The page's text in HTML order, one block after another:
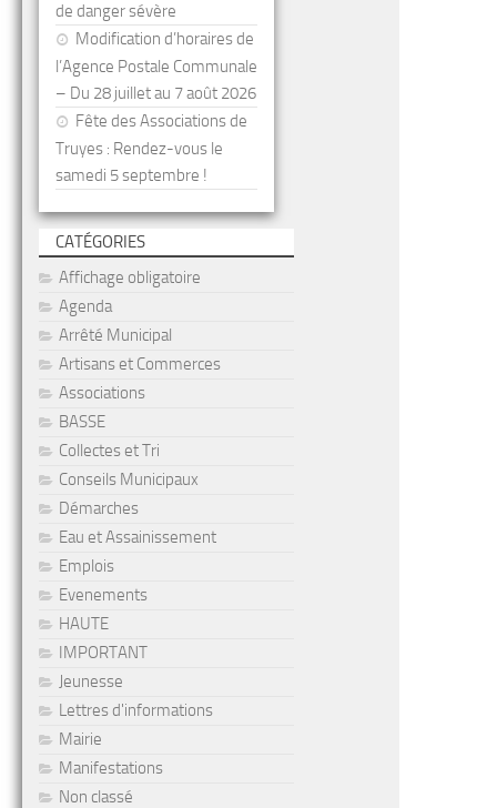
de danger sévère
Modification d’horaires de
l’Agence Postale Communale
– Du 28 juillet au 7 août 2026
Fête des Associations de
Truyes : Rendez-vous le
samedi 5 septembre !
CATÉGORIES
Affichage obligatoire
Agenda
Arrêté Municipal
Artisans et Commerces
Associations
BASSE
Collectes et Tri
Conseils Municipaux
Démarches
Eau et Assainissement
Emplois
Evenements
HAUTE
IMPORTANT
Jeunesse
Lettres d'informations
Mairie
Manifestations
Non classé